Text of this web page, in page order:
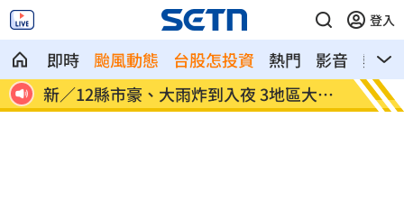
登入
即時 颱風動態 台股怎投資 熱門 影音
熱搜
憶
新／12縣市豪、大雨炸到入夜 3地區大豪
雨
颱風